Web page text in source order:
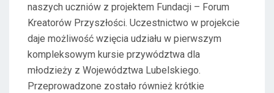
naszych uczniów z projektem Fundacji – Forum
Kreatorów Przyszłości. Uczestnictwo w projekcie
daje możliwość wzięcia udziału w pierwszym
kompleksowym kursie przywództwa dla
młodzieży z Województwa Lubelskiego.
Przeprowadzone zostało również krótkie